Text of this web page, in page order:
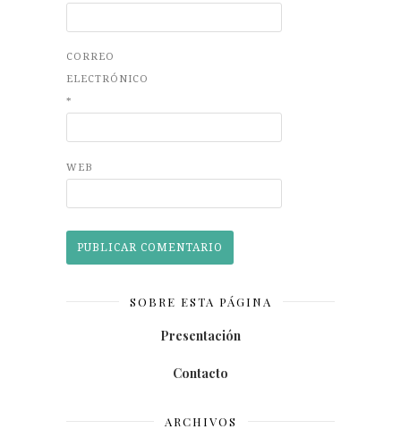
CORREO
ELECTRÓNICO
*
WEB
SOBRE ESTA PÁGINA
Presentación
Contacto
ARCHIVOS